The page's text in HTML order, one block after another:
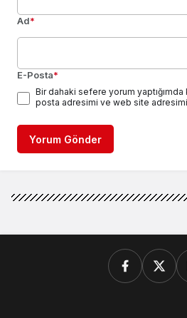
Ad*
E-Posta*
Bir dahaki sefere yorum yaptığımda
posta adresimi ve web site adresimi
Yorum Gönder